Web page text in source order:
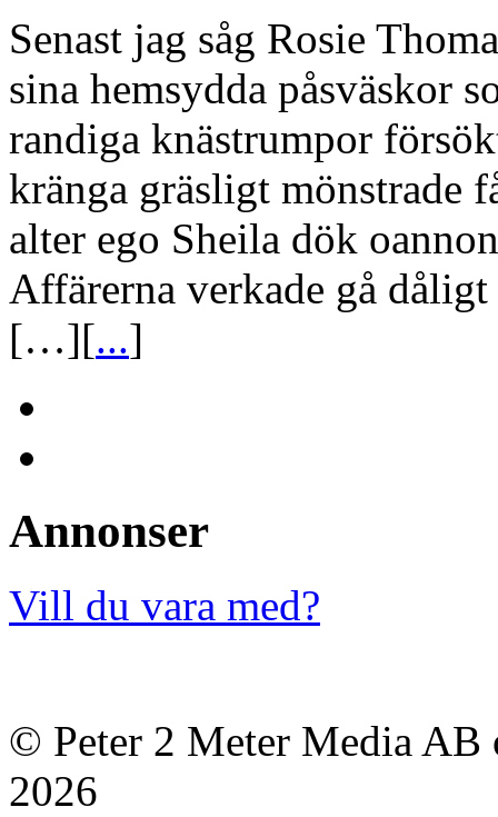
Senast jag såg Rosie
sina hemsydda påsväskor
randiga knästrumpor
kränga gräsligt mönstrade
alter ego Sheila dök
Affärerna verkade gå
[…][...]
Annonser
Vill du vara med?
© Peter 2 Meter Media AB
2026